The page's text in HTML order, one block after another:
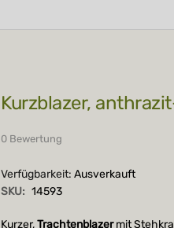
Kurzblazer,
0 Bewertung
Verfügbarkeit: Ausverkauft
SKU: 14593
Kurzer,Trachtenblazermit